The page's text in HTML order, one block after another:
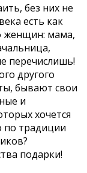
без них не
есть как
женщин: мама,
перечислишь!
другого
бывают свои
и
хочется
по традиции
подарки!